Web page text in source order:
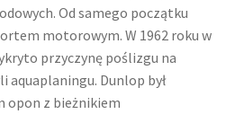
Od samego początku
motorowym. W 1962 roku w
przyczynę poślizgu na
aquaplaningu. Dunlop był
opon z bieżnikiem